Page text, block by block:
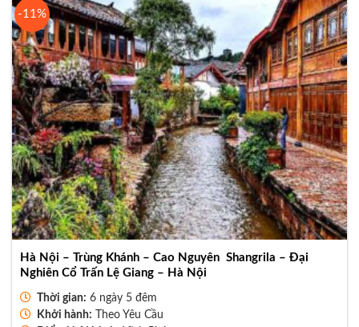
-11%
Hà Nội – Trùng Khánh – Cao Nguyên Shangrila – Đại
Nghiên Cổ Trấn Lệ Giang – Hà Nội
Thời gian: 6 ngày 5 đêm
Khởi hành: Theo Yêu Cầu